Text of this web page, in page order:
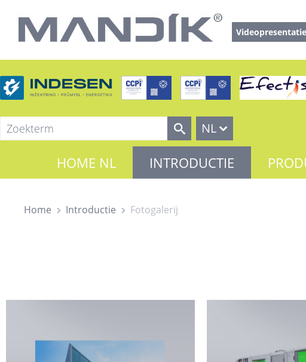
Videopresentatie
NL
HOME NL INTRODUCTIE
Home Introductie Fotogalerij